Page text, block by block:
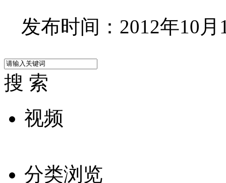
发布时间：2012年10月
搜 索
视频
分类浏览